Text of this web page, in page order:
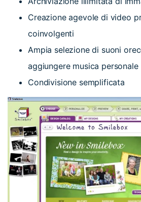
Creazione agevole di video
coinvolgenti
Ampia selezione di suoni
aggiungere musica personale
Condivisione semplificata